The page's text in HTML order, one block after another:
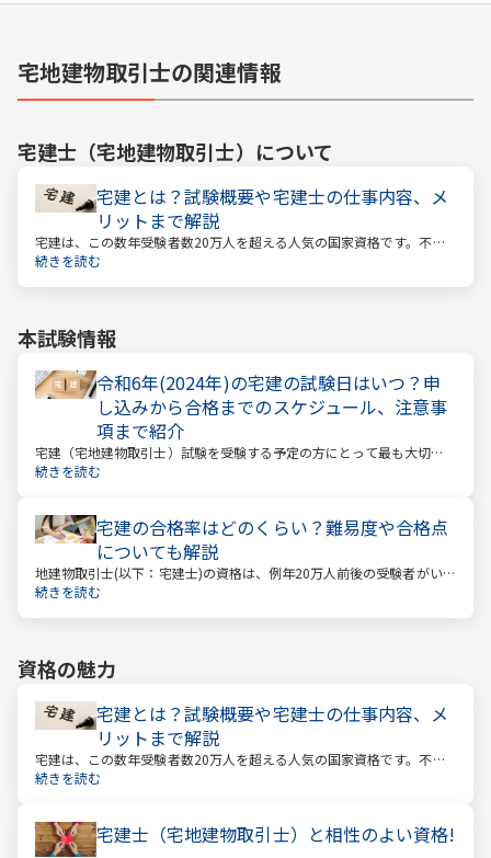
宅地建物取引士の関連情報
宅建士（宅地建物取引士） について
宅建とは？試験概要や宅建士の仕事内容、メ
リットまで解説
宅建は、この数年受験者数20万人を超える人気の国家資格です。不動
産業に携わる人をはじめ、他業種、学生、主婦まで、さまざまな方が
続きを読む
本試験情報
令和6年(2024年)の宅建の試験日はいつ？申
し込みから合格までのスケジュール、注意事
項まで紹介
宅建（宅地建物取引士）試験を受験する予定の方にとって最も大切な
情報は「試験日」です。いつから勉強を始めるか、もう始めているな
続きを読む
宅建の合格率はどのくらい？難易度や合格点
についても解説
地建物取引士(以下：宅建士)の資格は、例年20万人前後の受験者がいる
人気資格。 その試験の合格率は15～18%程度であり、過去10年の平均
続きを読む
資格の魅力
宅建とは？試験概要や宅建士の仕事内容、メ
リットまで解説
宅建は、この数年受験者数20万人を超える人気の国家資格です。不動
産業に携わる人をはじめ、他業種、学生、主婦まで、さまざまな方が
続きを読む
宅建士（宅地建物取引士）と相性のよい資格!